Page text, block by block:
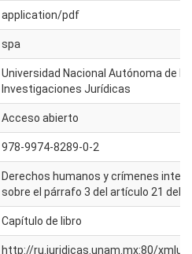
application/pdf
spa
Universidad Nacional Autónoma de
Investigaciones Jurídicas
Acceso abierto
978-9974-8289-0-2
Derechos humanos y crímenes
sobre el párrafo 3 del artículo 21 del
Capítulo de libro
http://ru.juridicas.unam.mx:80/